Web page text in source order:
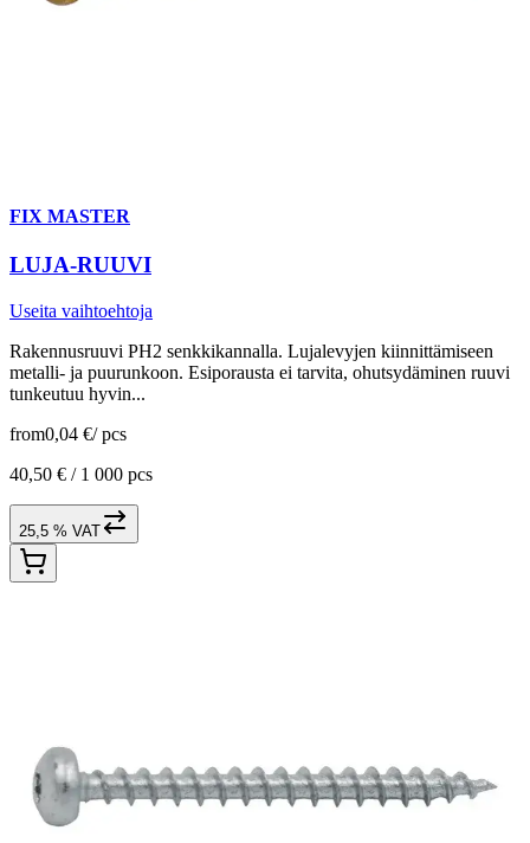
FIX MASTER
LUJA-RUUVI
Useita vaihtoehtoja
Rakennusruuvi PH2 senkkikannalla. Lujalevyjen kiinnittämiseen
metalli- ja puurunkoon. Esiporausta ei tarvita, ohutsydäminen ruuvi
tunkeutuu hyvin...
from0,04 €/ pcs
40,50 € / 1 000 pcs
25,5 % VAT